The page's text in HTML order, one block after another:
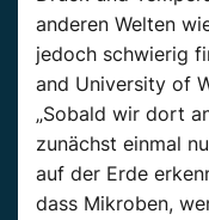
anderen Welten
jedoch schwierig
and University of
„Sobald wir dort
zunächst einmal
auf der Erde
dass Mikroben,